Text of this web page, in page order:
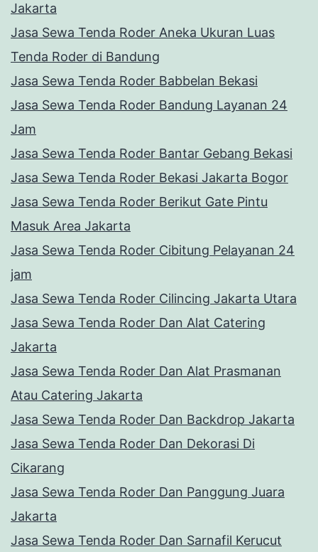
Jakarta
Jasa Sewa Tenda Roder Aneka Ukuran Luas
Tenda Roder di Bandung
Jasa Sewa Tenda Roder Babbelan Bekasi
Jasa Sewa Tenda Roder Bandung Layanan 24
Jam
Jasa Sewa Tenda Roder Bantar Gebang Bekasi
Jasa Sewa Tenda Roder Bekasi Jakarta Bogor
Jasa Sewa Tenda Roder Berikut Gate Pintu
Masuk Area Jakarta
Jasa Sewa Tenda Roder Cibitung Pelayanan 24
jam
Jasa Sewa Tenda Roder Cilincing Jakarta Utara
Jasa Sewa Tenda Roder Dan Alat Catering
Jakarta
Jasa Sewa Tenda Roder Dan Alat Prasmanan
Atau Catering Jakarta
Jasa Sewa Tenda Roder Dan Backdrop Jakarta
Jasa Sewa Tenda Roder Dan Dekorasi Di
Cikarang
Jasa Sewa Tenda Roder Dan Panggung Juara
Jakarta
Jasa Sewa Tenda Roder Dan Sarnafil Kerucut